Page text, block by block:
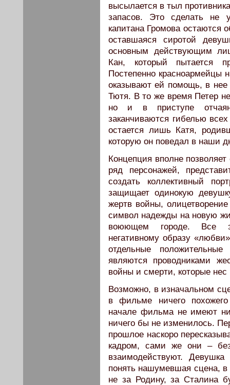
высылается в тыл
запасов. Это сделать не
капитана Громова остаются
оставшаяся сиротой
основным действующим
Кан, который пытается
Постепенно красноармейцы
оказывают ей помощь, в
Тютя. В то же время Петер
но и в приступе
заканчиваются гибелью
остается лишь Катя,
которую он поведал в наши
Концепция вполне
ряд персонажей,
создать коллективный
защищает одинокую
жертв войны,
символ надежды на новую
воюющем городе. Все
негативному образу
отдельные
являются проводниками
войны и смерти, которые
Возможно, в изначальном
в фильме ничего
начале фильма не имеют
ничего бы не изменилось.
прошлое наскоро
кадром, сами же они –
взаимодействуют.
понять нашумевшая сцена, в
не за Родину, за Сталина